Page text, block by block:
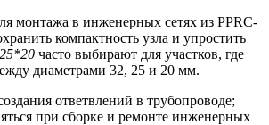
монтажа в инженерных сетях из PPRC-
компактность узла и упростить
часто выбирают для участков, где
диаметрами 32, 25 и 20 мм.
ответвлений в трубопроводе;
при сборке и ремонте инженерных